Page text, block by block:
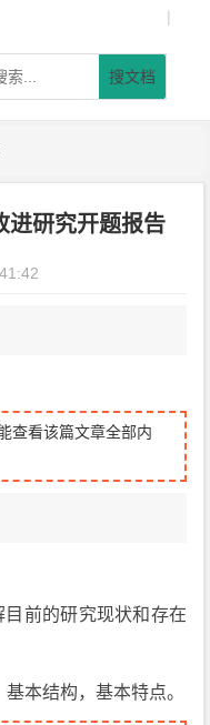
|
搜文档
进研究开题报告
查看该篇文章全部内
前的研究现状和存在
本结构，基本特点。